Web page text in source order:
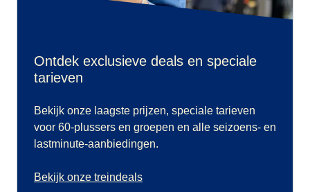
Ontdek exclusieve deals en speciale
tarieven
Bekijk onze laagste prijzen, speciale tarieven
voor 60-plussers en groepen en alle seizoens- en
lastminute-aanbiedingen.
Bekijk onze treindeals